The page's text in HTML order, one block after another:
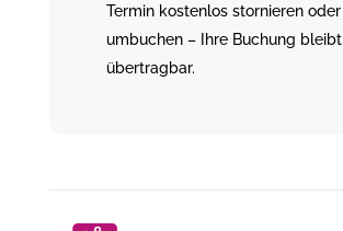
Termin kostenlos stornieren oder
umbuchen – Ihre Buchung bleibt
übertragbar.